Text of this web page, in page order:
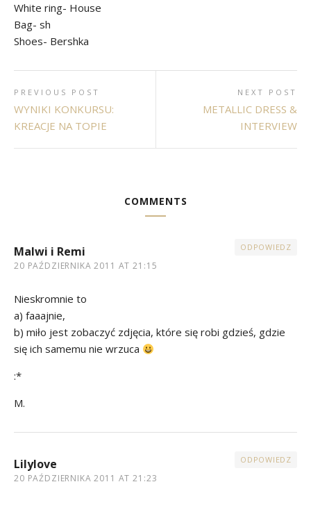
White ring- House
Bag- sh
Shoes- Bershka
PREVIOUS POST
WYNIKI KONKURSU:
KREACJE NA TOPIE
NEXT POST
METALLIC DRESS &
INTERVIEW
COMMENTS
Malwi i Remi
20 PAŹDZIERNIKA 2011 AT 21:15
ODPOWIEDZ
Nieskromnie to
a) faaajnie,
b) miło jest zobaczyć zdjęcia, które się robi gdzieś, gdzie
się ich samemu nie wrzuca
:*
M.
Lilylove
20 PAŹDZIERNIKA 2011 AT 21:23
ODPOWIEDZ